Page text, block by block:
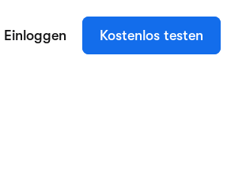
Einloggen Kostenlos testen